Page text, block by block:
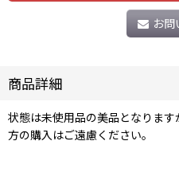
お問
商品詳細
状態は未使用品の美品となりま
方の購入はご遠慮ください。